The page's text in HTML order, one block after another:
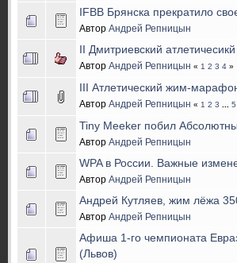
IFBB Брянска прекратило
Автор Андрей Репницын
II Дмитриевский
Автор Андрей Репницын « 1 2 3 4»
III Атлетический жим-
Автор Андрей Репницын « 1 2 3 5
Tiny Meeker побил
Автор Андрей Репницын
WPA в России. Важные
Автор Андрей Репницын
Андрей Кутляев, жим лёжа
Автор Андрей Репницын
Афиша 1-го чемпионата
(Львов)